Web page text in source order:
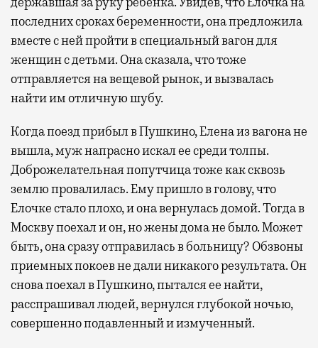
последних сроках беременности, она предложила
вместе с ней пройти в специальный вагон для
женщин с детьми. Она сказала, что тоже
отправляется на вещевой рынок, и вызвалась
найти им отличную шубу.
Когда поезд прибыл в Пушкино, Елена из вагона не
вышла, муж напрасно искал ее среди толпы.
Доброжелательная попутчица тоже как сквозь
землю провалилась. Ему пришло в голову, что
Елочке стало плохо, и она вернулась домой. Тогда в
Москву поехал и он, но жены дома не было. Может
быть, она сразу отправилась в больницу? Обзвоны
приемных покоев не дали никакого результата. Он
снова поехал в Пушкино, пытался ее найти,
расспрашивал людей, вернулся глубокой ночью,
совершенно подавленный и измученный.